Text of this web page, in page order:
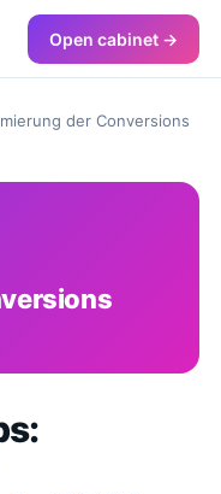
Open cabinet →
der Conversions